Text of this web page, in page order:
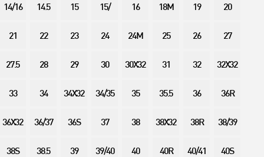
14/16 14.5 15 15/ 16 18M 19 20
21 22 23 24 24M 25 26 27
27.5 28 29 30 30X32 31 32 32X32
33 34 34X32 34/35 35 35.5 36 36R
36X32 36/37 36S 37 38 38X32 38R 38/39
38S 38.5 39 39/40 40 40R 40/41 40S